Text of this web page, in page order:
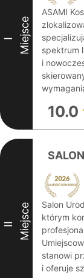
I Miejsce
ASAMI
spektrum
i
10.0
II Miejsce
Salon
którym
stanowi
i oferuje